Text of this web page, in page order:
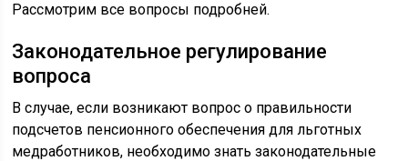
Рассмотрим все вопросы подробней.
Законодательное регулирование
вопроса
В случае, если возникают вопрос о правильности
подсчетов пенсионного обеспечения для льготных
медработников, необходимо знать законодательные